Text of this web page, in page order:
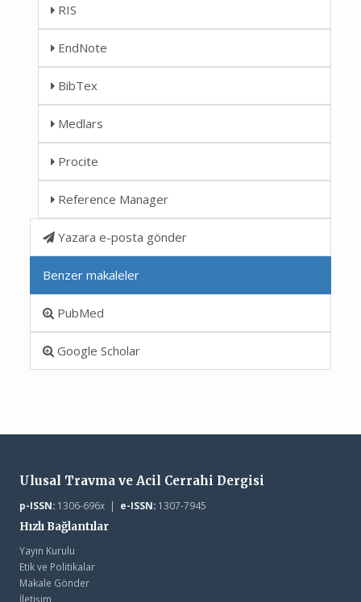
RIS
EndNote
BibTex
Medlars
Procite
Reference Manager
Yazara e-posta gönder
Benzer makaleler
PubMed
Google Scholar
Ulusal Travma ve Acil Cerrahi Dergisi
p-ISSN:1306-696x | e-ISSN:1307-7945
Hızlı Bağlantılar
Yayın Kurulu
Etik ve Politikalar
Makale Gönder
İletişim